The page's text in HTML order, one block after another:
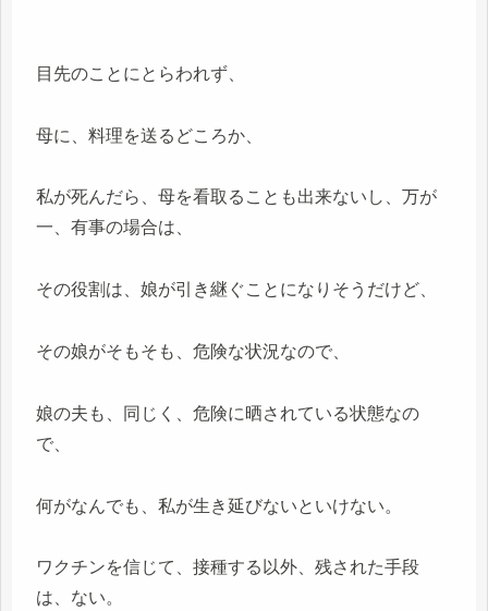
目先のことにとらわれず、
母に、料理を送るどころか、
私が死んだら、母を看取ることも出来ないし、万が
一、有事の場合は、
その役割は、娘が引き継ぐことになりそうだけど、
その娘がそもそも、危険な状況なので、
娘の夫も、同じく、危険に晒されている状態なの
で、
何がなんでも、私が生き延びないといけない。
ワクチンを信じて、接種する以外、残された手段
は、ない。